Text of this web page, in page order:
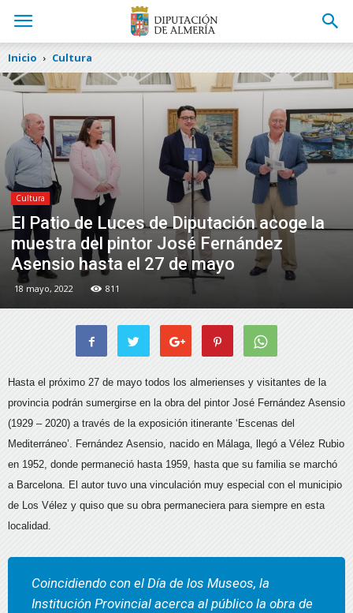
Inicio Cultura
Cultura
El Patio de Luces de Diputación acoge la
muestra del pintor José Fernández
Asensio hasta el 27 de mayo
18 mayo, 2022 811
Hasta el próximo 27 de mayo todos los almerienses y visitantes de la
provincia podrán sumergirse en la obra del pintor José Fernández Asensio
(1929 – 2020) a través de la exposición itinerante ‘Escenas del
Mediterráneo’. Fernández Asensio, nacido en Málaga, llegó a Vélez Rubio
en 1952, donde permaneció hasta 1959, hasta que su familia se marchó
a Barcelona. El autor tuvo una vinculación muy especial con el municipio
de Los Vélez y quiso que su obra permaneciera para siempre en esta
localidad.
Coincidiendo con el Día de los Museos, la
Institución Provincial acerca al público la obra de